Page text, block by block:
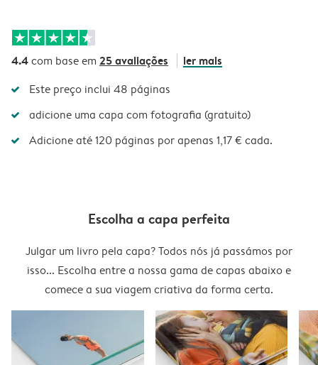
4.4com base em 25 avaliações ler mais
Este preço inclui 48 páginas
adicione uma capa com fotografia (gratuito)
Adicione até 120 páginas por apenas 1,17 € cada.
Escolha a capa perfeita
Julgar um livro pela capa? Todos nós já passámos por
isso... Escolha entre a nossa gama de capas abaixo e
comece a sua viagem criativa da forma certa.